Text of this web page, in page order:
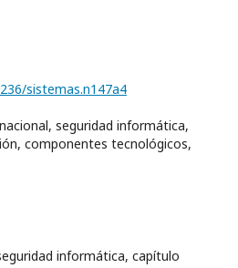
sistemas.n147a4
seguridad informática,
componentes tecnológicos,
informática, capítulo